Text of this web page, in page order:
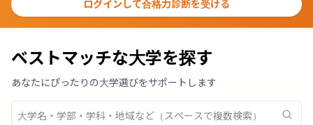
ログインして合格力診断を受ける
ベストマッチな大学を探す
あなたにぴったりの大学選びをサポートします